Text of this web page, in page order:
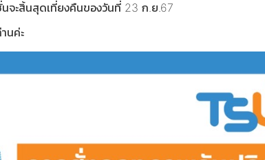
นจะสิ้นสุดเที่ยงคืนของวันที่ 23 ก.ย.67
นค่ะ